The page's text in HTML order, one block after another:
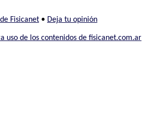
Fisicanet• Deja tu opinión
uso de los contenidos de fisicanet.com.ar